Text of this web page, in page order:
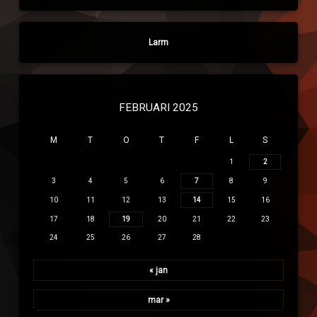
Larm
FEBRUARI 2025
M T O T F L S
1 2
3 4 5 6 7 8 9
10 11 12 13 14 15 16
17 18 19 20 21 22 23
24 25 26 27 28
« jan
mar »